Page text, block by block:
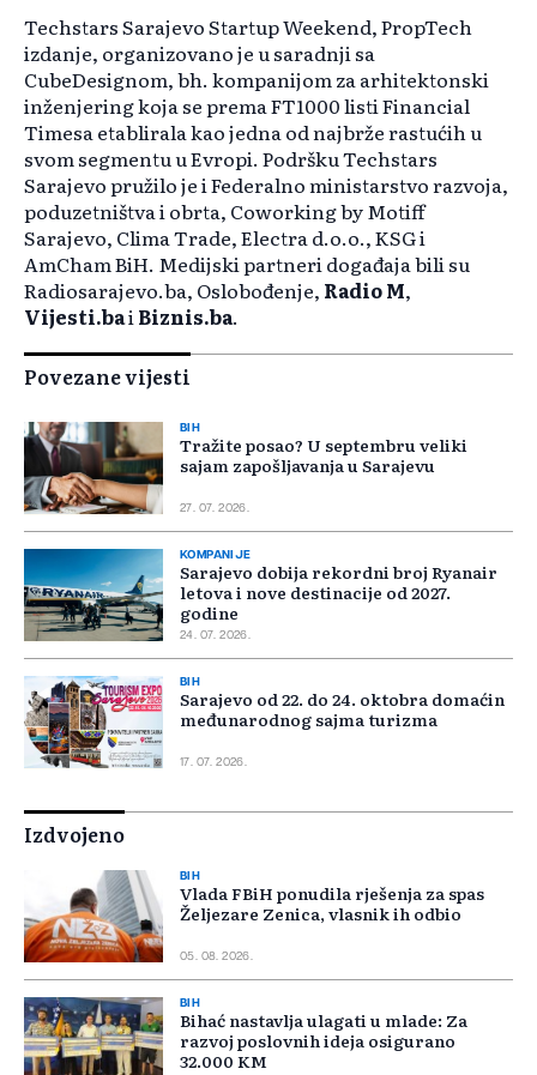
Techstars Sarajevo Startup Weekend, PropTech
izdanje, organizovano je u saradnji sa
CubeDesignom, bh. kompanijom za arhitektonski
inženjering koja se prema FT1000 listi Financial
Timesa etablirala kao jedna od najbrže rastućih u
svom segmentu u Evropi. Podršku Techstars
Sarajevo pružilo je i Federalno ministarstvo razvoja,
poduzetništva i obrta, Coworking by Motiff
Sarajevo, Clima Trade, Electra d.o.o., KSG i
AmCham BiH. Medijski partneri događaja bili su
Radiosarajevo.ba, Oslobođenje, Radio M,
Vijesti.baiBiznis.ba.
Povezane vijesti
BIH
Tražite posao? U septembru veliki
sajam zapošljavanja u Sarajevu
27. 07. 2026.
KOMPANIJE
Sarajevo dobija rekordni broj Ryanair
letova i nove destinacije od 2027.
godine
24. 07. 2026.
BIH
Sarajevo od 22. do 24. oktobra domaćin
međunarodnog sajma turizma
17. 07. 2026.
Izdvojeno
BIH
Vlada FBiH ponudila rješenja za spas
Željezare Zenica, vlasnik ih odbio
05. 08. 2026.
BIH
Bihać nastavlja ulagati u mlade: Za
razvoj poslovnih ideja osigurano
32.000 KM